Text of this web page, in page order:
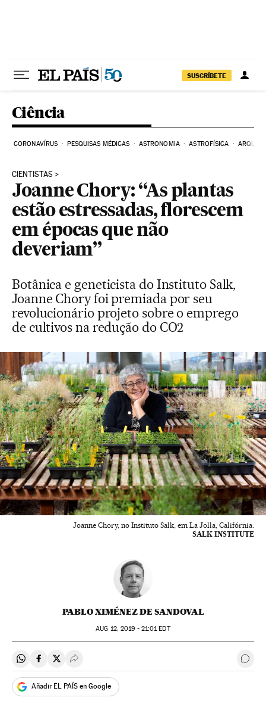
SUSCRÍBETE
Ciência
CORONAVÍRUS PESQUISAS MÉDICAS ASTRONOMIA ASTROFÍSICA
CIENTISTAS
Joanne Chory: “As plantas
estão estressadas, florescem
em épocas que não
deveriam”
Botânica e geneticista do Instituto Salk,
Joanne Chory foi premiada por seu
revolucionário projeto sobre o emprego
de cultivos na redução do CO2
Joanne Chory, no Instituto Salk, em La Jolla, Califórnia.
SALK INSTITUTE
PABLO XIMÉNEZ DE SANDOVAL
AUG 12, 2019 - 21:01EDT
Compartir en Whatsapp
Compartir en Facebook
Compartir en Twitter
Desplegar Redes Sociales
Añadir EL PAÍS en Google